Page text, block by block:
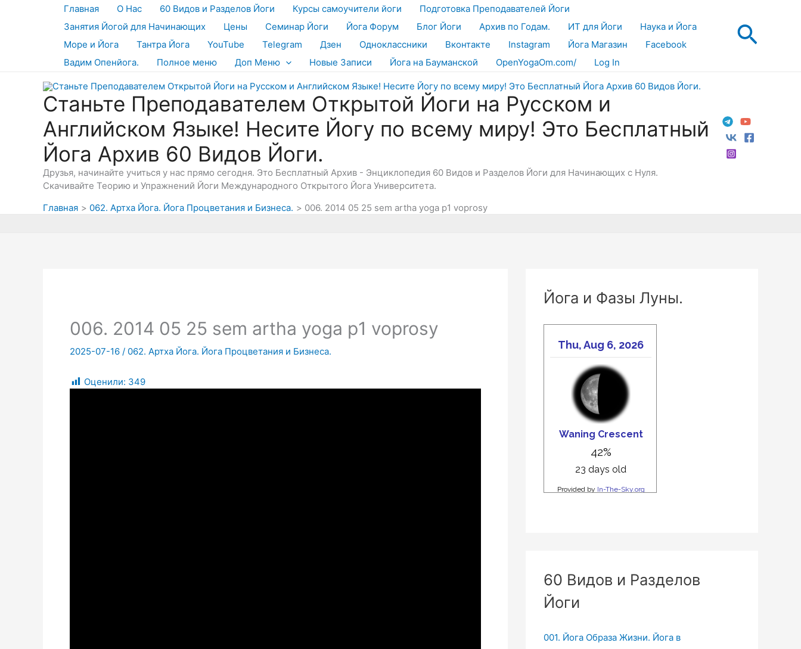
Главная О Нас 60 Видов и Разделов Йоги Курсы самоучители йоги
Подготовка Преподавателей Йоги
Занятия Йогой для Начинающих
Цены Семинар Йоги Йога Форум Блог Йоги Архив по Годам. ИТ для Йоги
Наука и Йога
Море и Йога
Тантра Йога YouTube Telegram Дзен Одноклассники Вконтакте Instagram Йога Магазин
Facebook
Вадим Опенйога.
Полное меню Доп Меню Новые Записи Йога на Бауманской OpenYogaOm.com/ Log In
Станьте Преподавателем Открытой Йоги на Русском и
Английском Языке! Несите Йогу по всему миру! Это Бесплатный
Йога Архив 60 Видов Йоги.
Друзья, начинайте учиться у нас прямо сегодня. Это Бесплатный Архив - Энциклопедия 60 Видов и Разделов Йоги для Начинающих с Нуля.
Скачивайте Теорию и Упражнений Йоги Международного Открытого Йога Университета.
Главная
062. Артха Йога. Йога Процветания и Бизнеса. 006. 2014 05 25 sem artha yoga p1 voprosy
006. 2014 05 25 sem artha yoga p1 voprosy
2025-07-16 / 062. Артха Йога. Йога Процветания и Бизнеса.
Оценили: 349
Йога и Фазы Луны.
60 Видов и Разделов
Йоги
001. Йога Образа Жизни. Йога в